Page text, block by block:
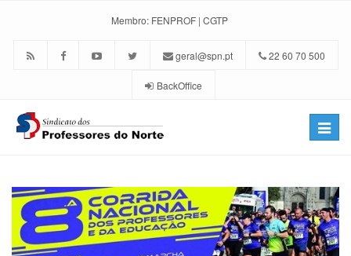
Membro: FENPROF | CGTP
geral@spn.pt 22 60 70 500
BackOffice
Toggle